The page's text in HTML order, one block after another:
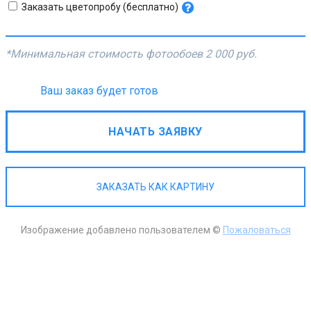
Заказать цветопробу (бесплатно)
*Минимальная стоимость фотообоев 2 000 руб.
Ваш заказ будет готов
НАЧАТЬ ЗАЯВКУ
ЗАКАЗАТЬ КАК КАРТИНУ
Изображение добавлено пользователем © Пожаловаться